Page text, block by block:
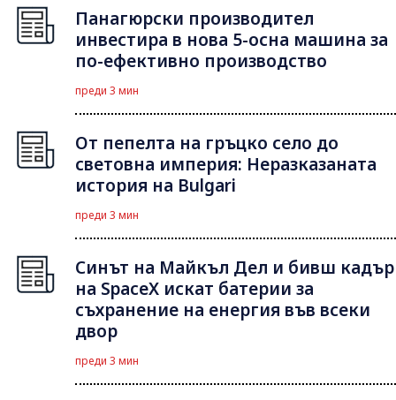
Панагюрски производител
инвестира в нова 5-осна машина за
по-ефективно производство
преди 3 мин
От пепелта на гръцко село до
световна империя: Неразказаната
история на Bulgari
преди 3 мин
Синът на Майкъл Дeл и бивш кадър
на SpaceX искат батерии за
съхранение на енергия във всеки
двор
преди 3 мин